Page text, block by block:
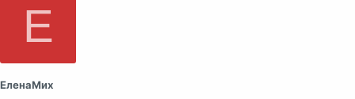
и
Е
ЕленаМих